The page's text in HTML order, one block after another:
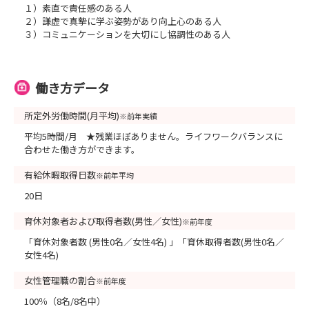
１）素直で責任感のある人
２）謙虚で真摯に学ぶ姿勢があり向上心のある人
３）コミュニケーションを大切にし協調性のある人
働き方データ
所定外労働時間(月平均)※前年実績
平均5時間/月 ★残業ほぼありません。ライフワークバランスに
合わせた働き方ができます。
有給休暇取得日数※前年平均
20日
育休対象者および取得者数(男性／女性)※前年度
「育休対象者数 (男性0名／女性4名) 」「育休取得者数(男性0名／
女性4名)
女性管理職の割合※前年度
100％（8名/8名中）